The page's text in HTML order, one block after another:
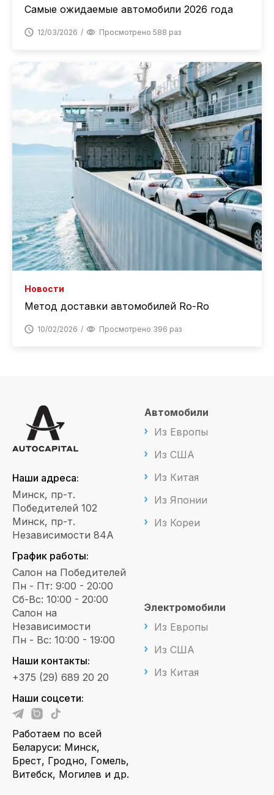
Самые ожидаемые автомобили 2026 года
12/03/2026 Просмотрено 588 раз
Новости
Метод доставки автомобилей Ro-Ro
10/02/2026 Просмотрено 396 раз
Наши адреса:
Минск, пр-т.
Победителей 102
Минск, пр-т.
Независимости 84А
График работы:
Салон на Победителей
Пн - Пт: 9:00 - 20:00
Сб-Вс: 10:00 - 20:00
Салон на
Независимости
Пн - Вс: 10:00 - 19:00
Наши контакты:
+375 (29) 689 20 20
Наши соцсети:
Работаем по всей
Беларуси: Минск,
Брест, Гродно, Гомель,
Витебск, Могилев и др.
Автомобили
Из Европы
Из США
Из Китая
Из Японии
Из Кореи
Электромобили
Из Европы
Из США
Из Китая